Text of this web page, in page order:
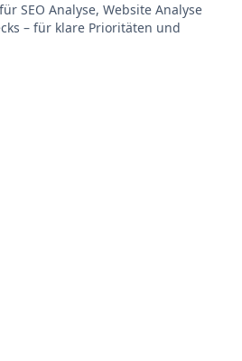
SEO Analyse, Website Analyse
– für klare Prioritäten und